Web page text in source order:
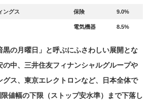
ングス 保険 9.0%
電気機器 8.5%
黒の月曜日」と呼ぶにふさわしい展開とな
の中、三井住友フィナンシャルグループや
グス、東京エレクトロンなど、日本全体で
値幅の下限（ストップ安水準）まで下落し